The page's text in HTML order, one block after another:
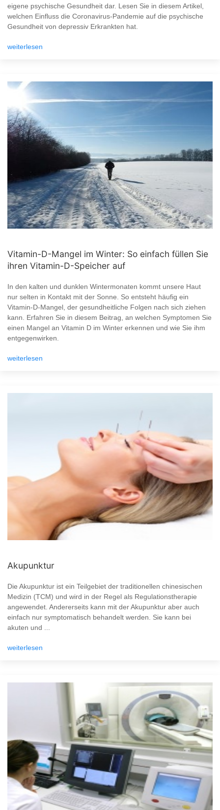
eigene psychische Gesundheit dar. Lesen Sie in diesem Artikel,
welchen Einfluss die Coronavirus-Pandemie auf die psychische
Gesundheit von depressiv Erkrankten hat.
weiterlesen
Vitamin-D-Mangel im Winter: So einfach füllen Sie
ihren Vitamin-D-Speicher auf
In den kalten und dunklen Wintermonaten kommt unsere Haut
nur selten in Kontakt mit der Sonne. So entsteht häufig ein
Vitamin-D-Mangel, der gesundheitliche Folgen nach sich ziehen
kann. Erfahren Sie in diesem Beitrag, an welchen Symptomen Sie
einen Mangel an Vitamin D im Winter erkennen und wie Sie ihm
entgegenwirken.
weiterlesen
Akupunktur
Die Akupunktur ist ein Teilgebiet der traditionellen chinesischen
Medizin (TCM) und wird in der Regel als Regulationstherapie
angewendet. Andererseits kann mit der Akupunktur aber auch
einfach nur symptomatisch behandelt werden. Sie kann bei
akuten und ...
weiterlesen